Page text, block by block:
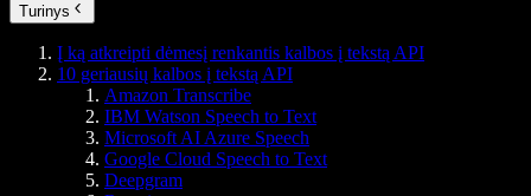
Turinys
Į ką atkreipti dėmesį renkantis kalbos į tekstą API
10 geriausių kalbos į tekstą API
Amazon Transcribe
IBM Watson Speech to Text
Microsoft AI Azure Speech
Google Cloud Speech to Text
Deepgram